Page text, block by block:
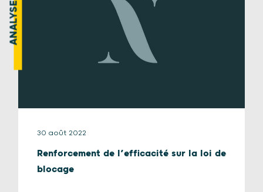
ANALYSE
30 août 2022
Renforcement de l’efficacité sur la loi de
blocage